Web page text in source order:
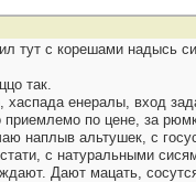
тут с корешами надысь
так.
хаспада енералы, вход
приемлемо по цене, за
наплыв альтушек, с
с натуральными
Дают мацать,